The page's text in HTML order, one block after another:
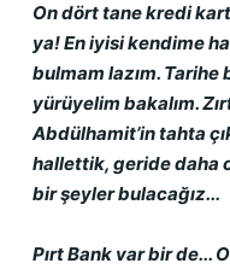
On dört tane kredi
ya! En iyisi kendime
bulmam lazım. Tarihe
yürüyelim bakalım.
Abdülhamit’in tahta
hallettik, geride daha
bir şeyler bulacağız...
Pırt Bank var bir de...